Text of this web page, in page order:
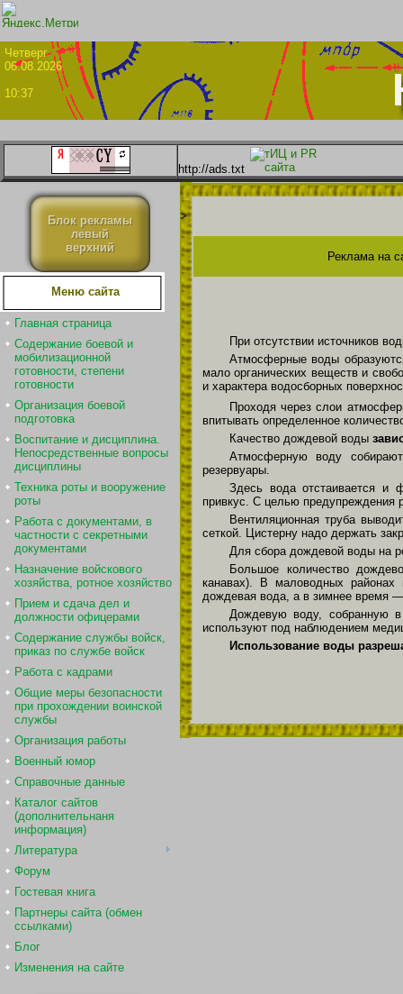
06.08.2026
10:37
http://ads.txt
Блок рекламы
левый
верхний
Меню сайта
Главная страница
Содержание боевой и
мобилизационной
готовности, степени
готовности
Организация боевой
подготовка
Воспитание и дисциплина.
Непосредственные вопросы
дисциплины
Техника роты и вооружение
роты
Работа с документами, в
частности с секретными
документами
Назначение войскового
хозяйства, ротное хозяйство
Прием и сдача дел и
должности офицерами
Содержание службы войск,
приказ по службе войск
Работа с кадрами
Общие меры безопасности
при прохождении воинской
службы
Организация работы
Военный юмор
Справочные данные
Каталог сайтов
(дополнительнаня
информация)
Литература
Форум
Гостевая книга
Партнеры сайта (обмен
ссылками)
Блог
Изменения на сайте
>
Реклама на
При отсутствии источников
Атмосферные воды
мало органических веществ и
и характера водосборных
Проходя через слои
впитывать определенное
Качество дождевой воды
Атмосферную воду
резервуары.
Здесь вода отстаивается и
привкус. С целью предупреждения
Вентиляционная труба
сеткой. Цистерну надо держать
Для сбора дождевой воды на
Большое количество
канавах). В маловодных районах
дождевая вода, а в зимнее время
Дождевую воду, собранную в
используют под наблюдением
Использование воды